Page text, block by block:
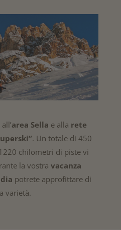
area Sella e alla rete
. Un totale di 450
chilometri di piste vi
la vostravacanza
potrete approfittare di
varietà.